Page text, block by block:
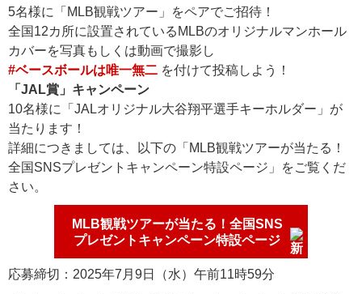
5名様に「MLB観戦ツアー」をペアでご招待！
全国12カ所に設置されているMLBのオリジナルマンホール
カバーを写真もしくは動画で撮影し
#ベースボールは唯一無二 を付けて投稿しよう！
「JAL賞」キャンペーン
10名様に「JALオリジナル大谷翔平選手キーホルダー」が
当たります！
詳細につきましては、以下の「MLB観戦ツアーが当たる！
全国SNSプレゼントキャンペーン特設ページ」をご覧くだ
さい。
MLB観戦ツアーが当たる！全国SNS
プレゼントキャンペーン特設ページ
応募締切：2025年7月9日（水）午前11時59分